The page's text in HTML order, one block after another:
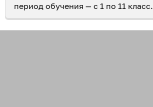
период обучения — с 1 по 11 класс.